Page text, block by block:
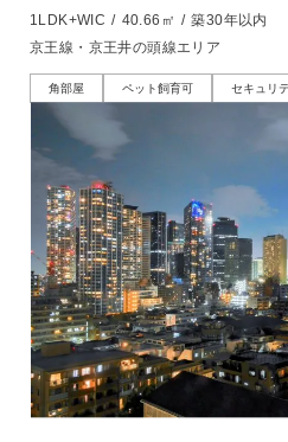
1LDK+WIC / 40.66㎡ / 築30年以内
京王線・京王井の頭線エリア
角部屋 ペット飼育可 セキュリ